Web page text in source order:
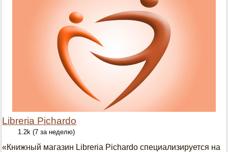
Libreria Pichardo
1.2k (7 за неделю)
«Книжный магазин Libreria Pichardo специализируется на